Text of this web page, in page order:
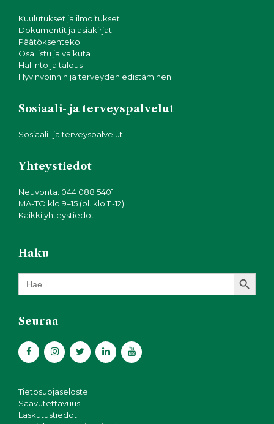
Kuulutukset ja ilmoitukset
Dokumentit ja asiakirjat
Päätöksenteko
Osallistu ja vaikuta
Hallinto ja talous
Hyvinvoinnin ja terveyden edistäminen
Sosiaali- ja terveyspalvelut
Sosiaali- ja terveyspalvelut
Yhteystiedot
Neuvonta: 044 088 5401
MA-TO klo 9–15 (pl. klo 11-12)
Kaikki yhteystiedot
Haku
Search
for:
Search Button
Seuraa
Tietosuojaseloste
Saavutettavuus
Laskutustiedot